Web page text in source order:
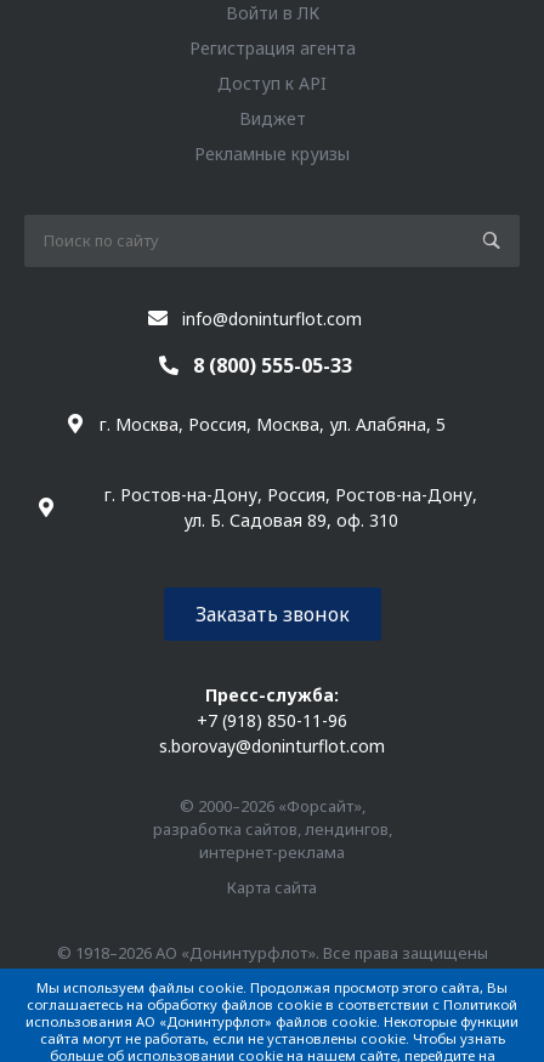
Войти в ЛК
Регистрация агента
Доступ к API
Виджет
Рекламные круизы
info@doninturflot.com
8 (800) 555-05-33
г. Москва, Россия, Москва, ул. Алабяна, 5
г. Ростов-на-Дону, Россия, Ростов-на-Дону,
ул. Б. Садовая 89, оф. 310
Заказать звонок
Пресс-служба:
+7 (918) 850-11-96
s.borovay@doninturflot.com
© 2000–2026 «Форсайт»,
разработка сайтов, лендингов,
интернет-реклама
Карта сайта
© 1918–2026 АО «Донинтурфлот». Все права защищены
Мы используем файлы cookie. Продолжая просмотр этого сайта, Вы
соглашаетесь на обработку файлов cookie в соответствии с Политикой
использования АО «Донинтурфлот» файлов cookie. Некоторые функции
сайта могут не работать, если не установлены cookie. Чтобы узнать
больше об использовании cookie на нашем сайте, перейдите на